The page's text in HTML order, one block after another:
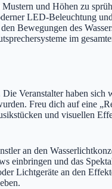
und Höhen zu
LED-Beleuchtung
Bewegungen des
im
Veranstalter haben sich
Freu dich auf eine
und visuellen
an den
einbringen und das
Lichtgeräte an den